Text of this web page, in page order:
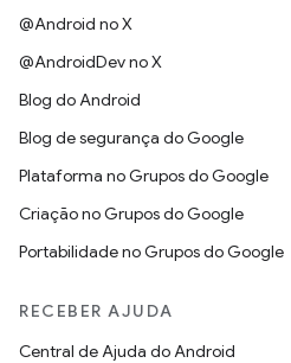
@Android no X
@AndroidDev no X
Blog do Android
Blog de segurança do Google
Plataforma no Grupos do Google
Criação no Grupos do Google
Portabilidade no Grupos do Google
RECEBER AJUDA
Central de Ajuda do Android